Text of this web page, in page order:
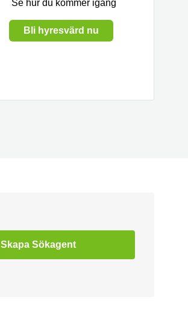
Se hur du kommer igång
Bli hyresvärd nu
Skapa Sökagent